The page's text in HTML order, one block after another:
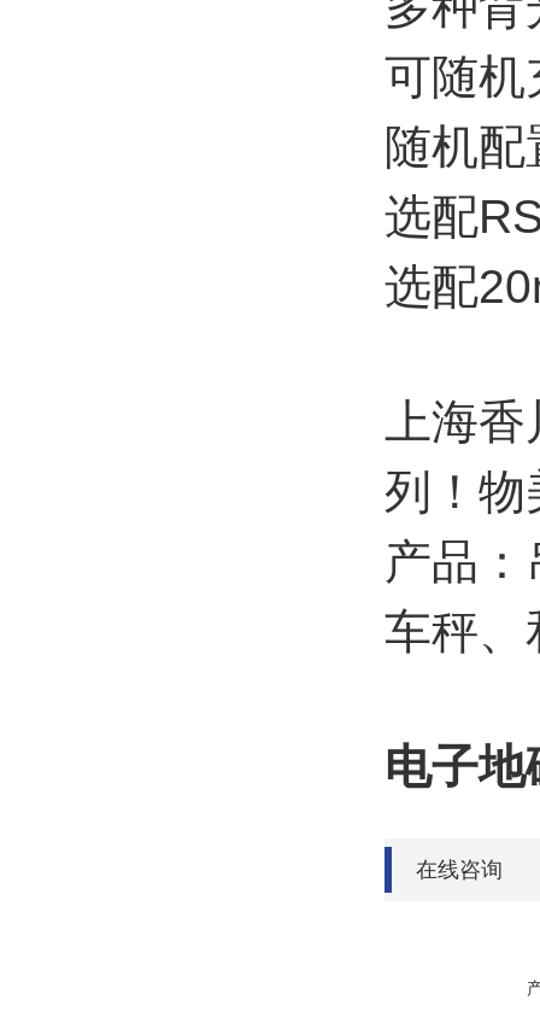
可随机
随机
选配
选配
上海
列！物
产品
车秤、
电子
在线咨询